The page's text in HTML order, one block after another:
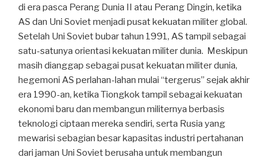
di era pasca Perang Dunia II atau Perang Dingin, ketika
AS dan Uni Soviet menjadi pusat kekuatan militer global.
Setelah Uni Soviet bubar tahun 1991, AS tampil sebagai
satu-satunya orientasi kekuatan militer dunia. Meskipun
masih dianggap sebagai pusat kekuatan militer dunia,
hegemoni AS perlahan-lahan mulai “tergerus” sejak akhir
era 1990-an, ketika Tiongkok tampil sebagai kekuatan
ekonomi baru dan membangun militernya berbasis
teknologi ciptaan mereka sendiri, serta Rusia yang
mewarisi sebagian besar kapasitas industri pertahanan
dari jaman Uni Soviet berusaha untuk membangun